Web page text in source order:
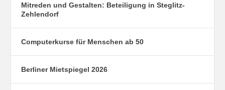
Mitreden und Gestalten: Beteiligung in Steglitz-
Zehlendorf
Computerkurse für Menschen ab 50
Berliner Mietspiegel 2026